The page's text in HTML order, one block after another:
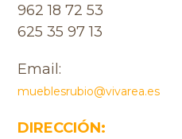
962 18 72 53
625 35 97 13
Email:
mueblesrubio@vivarea.es
DIRECCIÓN: